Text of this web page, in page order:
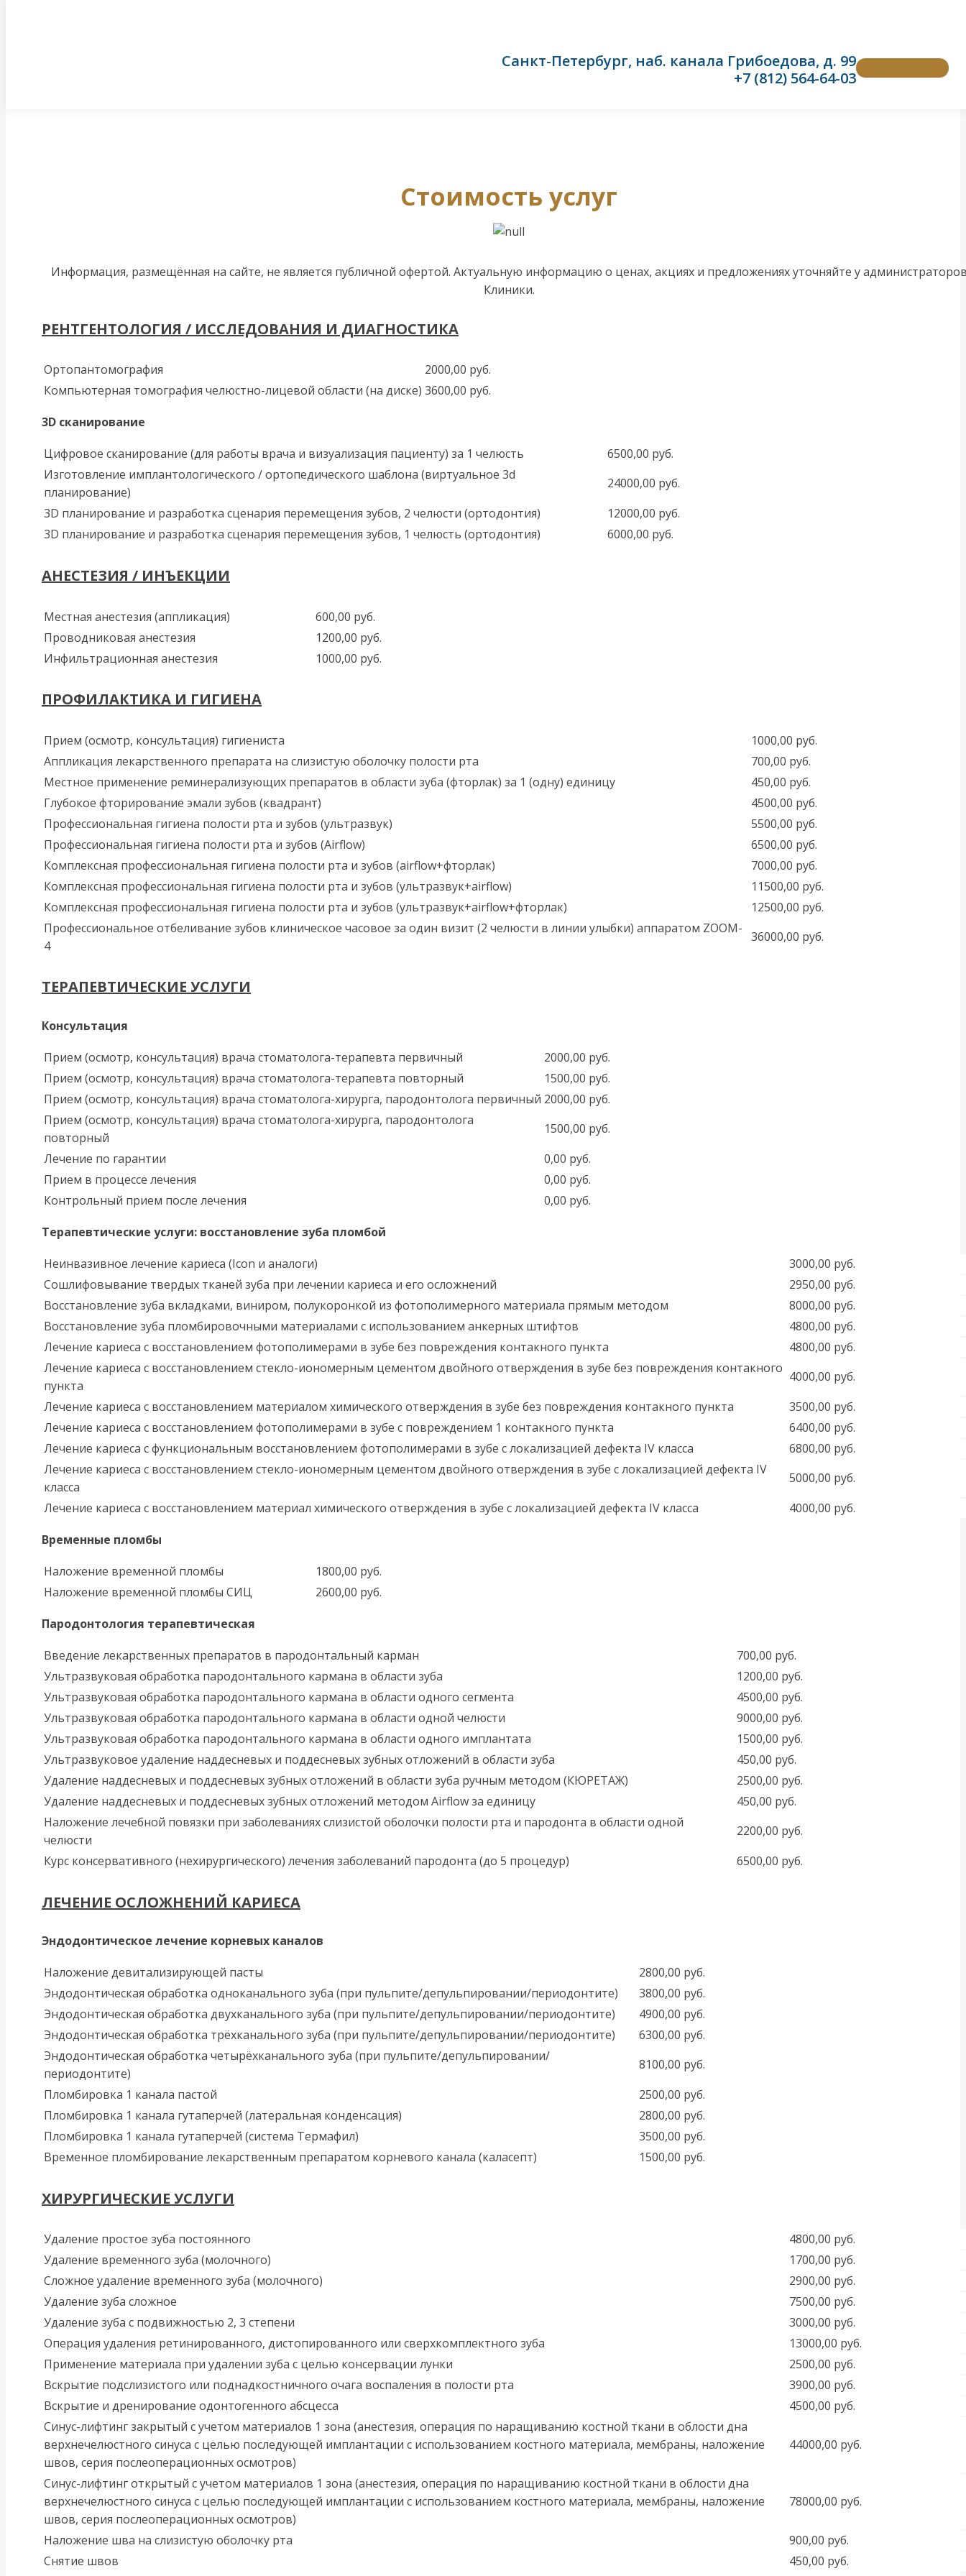
Санкт-Петербург, наб. канала Грибоедова, д. 99
+7 (812) 564-64-03
Стоимость услуг
Информация, размещённая на сайте, не является публичной офертой. Актуальную информацию о ценах, акциях и предложениях уточняйте у
Клиники.
РЕНТГЕНТОЛОГИЯ / ИССЛЕДОВАНИЯ И ДИАГНОСТИКА
Ортопантомография
2000,00 руб.
Компьютерная томография челюстно-лицевой области (на диске) 3600,00 руб.
3D сканирование
Цифровое сканирование (для работы врача и визуализация пациенту) за 1 челюсть
6500,00 руб.
Изготовление имплантологического / ортопедического шаблона (виртуальное 3d
планирование)
24000,00 руб.
3D планирование и разработка сценария перемещения зубов, 2 челюсти (ортодонтия)
12000,00 руб.
3D планирование и разработка сценария перемещения зубов, 1 челюсть (ортодонтия)
6000,00 руб.
АНЕСТЕЗИЯ / ИНЪЕКЦИИ
Местная анестезия (аппликация)
600,00 руб.
Проводниковая анестезия
1200,00 руб.
Инфильтрационная анестезия
1000,00 руб.
ПРОФИЛАКТИКА И ГИГИЕНА
Прием (осмотр, консультация) гигиениста
1000,00 руб.
Аппликация лекарственного препарата на слизистую оболочку полости рта
700,00 руб.
Местное применение реминерализующих препаратов в области зуба (фторлак) за 1 (одну) единицу
450,00 руб.
Глубокое фторирование эмали зубов (квадрант)
4500,00 руб.
Профессиональная гигиена полости рта и зубов (ультразвук)
5500,00 руб.
Профессиональная гигиена полости рта и зубов (Airflow)
6500,00 руб.
Комплексная профессиональная гигиена полости рта и зубов (airflow+фторлак)
7000,00 руб.
Комплексная профессиональная гигиена полости рта и зубов (ультразвук+airflow)
11500,00 руб.
Комплексная профессиональная гигиена полости рта и зубов (ультразвук+airflow+фторлак)
12500,00 руб.
Профессиональное отбеливание зубов клиническое часовое за один визит (2 челюсти в линии улыбки) аппаратом ZOOM-
4
36000,00 руб.
ТЕРАПЕВТИЧЕСКИЕ УСЛУГИ
Консультация
Прием (осмотр, консультация) врача стоматолога-терапевта первичный
2000,00 руб.
Прием (осмотр, консультация) врача стоматолога-терапевта повторный
1500,00 руб.
Прием (осмотр, консультация) врача стоматолога-хирурга, пародонтолога первичный 2000,00 руб.
Прием (осмотр, консультация) врача стоматолога-хирурга, пародонтолога
повторный
1500,00 руб.
Лечение по гарантии
0,00 руб.
Прием в процессе лечения
0,00 руб.
Контрольный прием после лечения
0,00 руб.
Терапевтические услуги: восстановление зуба пломбой
Неинвазивное лечение кариеса (Icon и аналоги)
3000,00 руб.
Сошлифовывание твердых тканей зуба при лечении кариеса и его осложнений
2950,00 руб.
Восстановление зуба вкладками, виниром, полукоронкой из фотополимерного материала прямым методом
8000,00 руб.
Восстановление зуба пломбировочными материалами с использованием анкерных штифтов
4800,00 руб.
Лечение кариеса с восстановлением фотополимерами в зубе без повреждения контакного пункта
4800,00 руб.
Лечение кариеса с восстановлением стекло-иономерным цементом двойного отверждения в зубе без повреждения контакного
пункта
4000,00 руб.
Лечение кариеса с восстановлением материалом химического отверждения в зубе без повреждения контакного пункта
3500,00 руб.
Лечение кариеса с восстановлением фотополимерами в зубе с повреждением 1 контакного пункта
6400,00 руб.
Лечение кариеса с функциональным восстановлением фотополимерами в зубе с локализацией дефекта IV класса
6800,00 руб.
Лечение кариеса с восстановлением стекло-иономерным цементом двойного отверждения в зубе с локализацией дефекта IV
класса
5000,00 руб.
Лечение кариеса с восстановлением материал химического отверждения в зубе с локализацией дефекта IV класса
4000,00 руб.
Временные пломбы
Наложение временной пломбы
1800,00 руб.
Наложение временной пломбы СИЦ
2600,00 руб.
Пародонтология терапевтическая
Введение лекарственных препаратов в пародонтальный карман
700,00 руб.
Ультразвуковая обработка пародонтального кармана в области зуба
1200,00 руб.
Ультразвуковая обработка пародонтального кармана в области одного сегмента
4500,00 руб.
Ультразвуковая обработка пародонтального кармана в области одной челюсти
9000,00 руб.
Ультразвуковая обработка пародонтального кармана в области одного имплантата
1500,00 руб.
Ультразвуковое удаление наддесневых и поддесневых зубных отложений в области зуба
450,00 руб.
Удаление наддесневых и поддесневых зубных отложений в области зуба ручным методом (КЮРЕТАЖ)
2500,00 руб.
Удаление наддесневых и поддесневых зубных отложений методом Airflow за единицу
450,00 руб.
Наложение лечебной повязки при заболеваниях слизистой оболочки полости рта и пародонта в области одной
челюсти
2200,00 руб.
Курс консервативного (нехирургического) лечения заболеваний пародонта (до 5 процедур)
6500,00 руб.
ЛЕЧЕНИЕ ОСЛОЖНЕНИЙ КАРИЕСА
Эндодонтическое лечение корневых каналов
Наложение девитализирующей пасты
2800,00 руб.
Эндодонтическая обработка одноканального зуба (при пульпите/депульпировании/периодонтите)
3800,00 руб.
Эндодонтическая обработка двухканального зуба (при пульпите/депульпировании/периодонтите)
4900,00 руб.
Эндодонтическая обработка трёхканального зуба (при пульпите/депульпировании/периодонтите)
6300,00 руб.
Эндодонтическая обработка четырёхканального зуба (при пульпите/депульпировании/
периодонтите)
8100,00 руб.
Пломбировка 1 канала пастой
2500,00 руб.
Пломбировка 1 канала гутаперчей (латеральная конденсация)
2800,00 руб.
Пломбировка 1 канала гутаперчей (система Термафил)
3500,00 руб.
Временное пломбирование лекарственным препаратом корневого канала (каласепт)
1500,00 руб.
ХИРУРГИЧЕСКИЕ УСЛУГИ
Удаление простое зуба постоянного
4800,00 руб.
Удаление временного зуба (молочного)
1700,00 руб.
Сложное удаление временного зуба (молочного)
2900,00 руб.
Удаление зуба сложное
7500,00 руб.
Удаление зуба с подвижностью 2, 3 степени
3000,00 руб.
Операция удаления ретинированного, дистопированного или сверхкомплектного зуба
13000,00 руб.
Применение материала при удалении зуба с целью консервации лунки
2500,00 руб.
Вскрытие подслизистого или поднадкостничного очага воспаления в полости рта
3900,00 руб.
Вскрытие и дренирование одонтогенного абсцесса
4500,00 руб.
Синус-лифтинг закрытый с учетом материалов 1 зона (анестезия, операция по наращиванию костной ткани в облости дна
верхнечелюстного синуса с целью последующей имплантации с использованием костного материала, мембраны, наложение
швов, серия послеоперационных осмотров)
44000,00 руб.
Синус-лифтинг открытый с учетом материалов 1 зона (анестезия, операция по наращиванию костной ткани в облости дна
верхнечелюстного синуса с целью последующей имплантации с использованием костного материала, мембраны, наложение
швов, серия послеоперационных осмотров)
78000,00 руб.
Наложение шва на слизистую оболочку рта
900,00 руб.
Снятие швов
450,00 руб.